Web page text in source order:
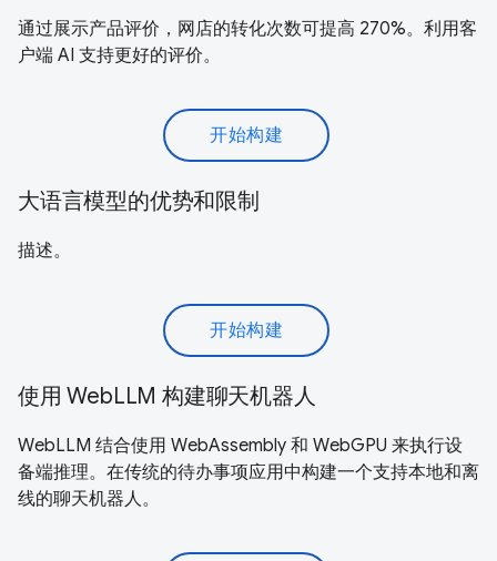
通过展示产品评价，网店的转化次数可提高 270%。利用客
户端 AI 支持更好的评价。
开始构建
大语言模型的优势和限制
描述。
开始构建
使用 WebLLM 构建聊天机器人
WebLLM 结合使用 WebAssembly 和 WebGPU 来执行设
备端推理。在传统的待办事项应用中构建一个支持本地和离
线的聊天机器人。